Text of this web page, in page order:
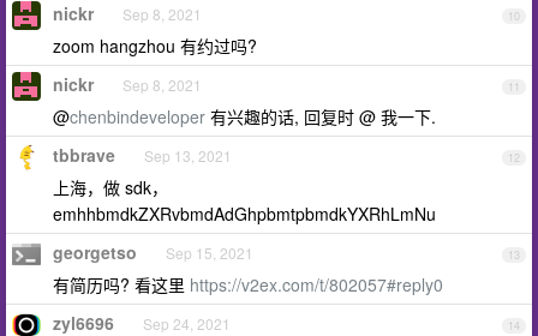
10
nickr Sep 8, 2021
zoom hangzhou 有约过吗?
11
nickr Sep 8, 2021
@chenbindeveloper 有兴趣的话, 回复时 @ 我一下.
12
tbbrave Sep 13, 2021
上海，做 sdk，
emhhbmdkZXRvbmdAdGhpbmtpbmdkYXRhLmNu
13
georgetso Sep 15, 2021
有简历吗? 看这里 https://v2ex.com/t/802057#reply0
14
zyl6696 Sep 24, 2021